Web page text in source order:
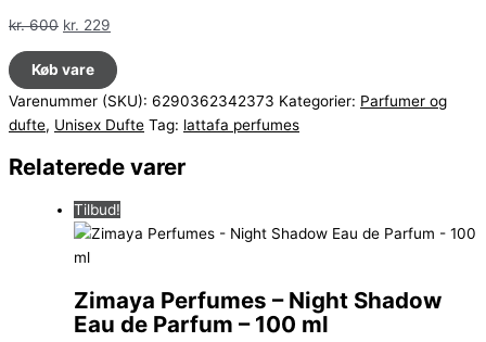
kr.600 Den
oprindelige
pris
var:
kr. 600.
kr. 229
pris
er:
kr. 229.
Køb vare
Varenummer (SKU): 6290362342373 Kategorier: Parfumer og
dufte, Unisex Dufte Tag: lattafa perfumes
Relaterede varer
Tilbud!
Zimaya Perfumes – Night Shadow
Eau de Parfum – 100 ml